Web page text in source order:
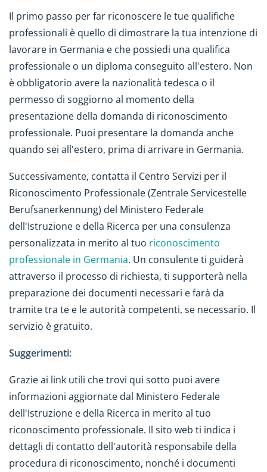
Il primo passo per far riconoscere le tue qualifiche
professionali è quello di dimostrare la tua intenzione di
lavorare in Germania e che possiedi una qualifica
professionale o un diploma conseguito all'estero. Non
è obbligatorio avere la nazionalità tedesca o il
permesso di soggiorno al momento della
presentazione della domanda di riconoscimento
professionale. Puoi presentare la domanda anche
quando sei all'estero, prima di arrivare in Germania.
Successivamente, contatta il Centro Servizi per il
Riconoscimento Professionale (Zentrale Servicestelle
Berufsanerkennung) del Ministero Federale
dell'Istruzione e della Ricerca per una consulenza
personalizzata in merito al tuo riconoscimento
professionale in Germania. Un consulente ti guiderà
attraverso il processo di richiesta, ti supporterà nella
preparazione dei documenti necessari e farà da
tramite tra te e le autorità competenti, se necessario. Il
servizio è gratuito.
Suggerimenti:
Grazie ai link utili che trovi qui sotto puoi avere
informazioni aggiornate dal Ministero Federale
dell'Istruzione e della Ricerca in merito al tuo
riconoscimento professionale. Il sito web ti indica i
dettagli di contatto dell'autorità responsabile della
procedura di riconoscimento, nonché i documenti